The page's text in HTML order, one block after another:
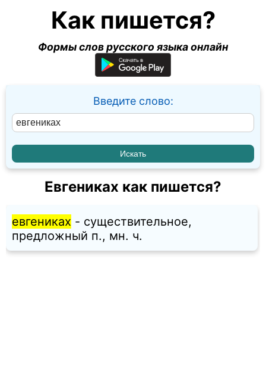
Как пишется?
Формы слов русского языка онлайн
Введите слово:
Евгениках как пишется?
евгениках - существительное,
предложный п., мн. ч.